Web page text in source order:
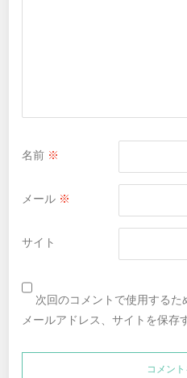
名前 ※
メール ※
サイト
次回のコメントで使用するた
メールアドレス、サイトを保存